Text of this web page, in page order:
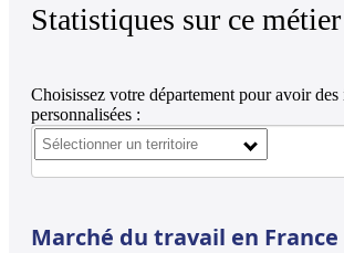
Statistiques sur ce métier
Choisissez votre département pour avoir
personnalisées :
Marché du travail en France